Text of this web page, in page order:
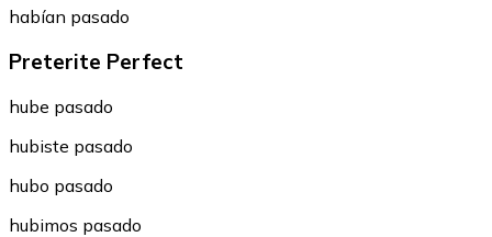
habían pasado
Preterite Perfect
hube pasado
hubiste pasado
hubo pasado
hubimos pasado